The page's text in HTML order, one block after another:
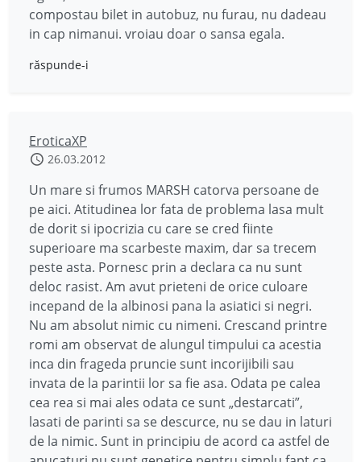
compostau bilet in autobuz, nu furau, nu dadeau
in cap nimanui. vroiau doar o sansa egala.
răspunde-i
EroticaXP
26.03.2012
Un mare si frumos MARSH catorva persoane de
pe aici. Atitudinea lor fata de problema lasa mult
de dorit si ipocrizia cu care se cred fiinte
superioare ma scarbeste maxim, dar sa trecem
peste asta. Pornesc prin a declara ca nu sunt
deloc rasist. Am avut prieteni de orice culoare
incepand de la albinosi pana la asiatici si negri.
Nu am absolut nimic cu nimeni. Crescand printre
romi am observat de alungul timpului ca acestia
inca din frageda pruncie sunt incorijibili sau
invata de la parintii lor sa fie asa. Odata pe calea
cea rea si mai ales odata ce sunt „destarcati”,
lasati de parinti sa se descurce, nu se dau in laturi
de la nimic. Sunt in principiu de acord ca astfel de